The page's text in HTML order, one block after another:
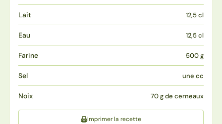
Lait 12,5 cl
Eau 12,5 cl
Farine 500 g
Sel une cc
Noix 70 g de cerneaux
Imprimer la recette